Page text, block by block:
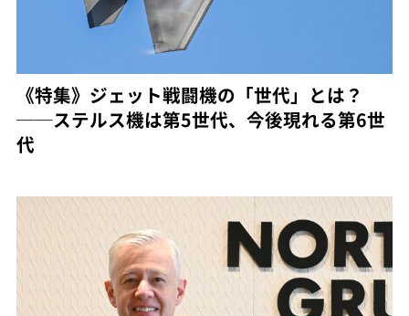
《特集》ジェット戦闘機の「世代」とは？
──ステルス機は第5世代、今後現れる第6世
代